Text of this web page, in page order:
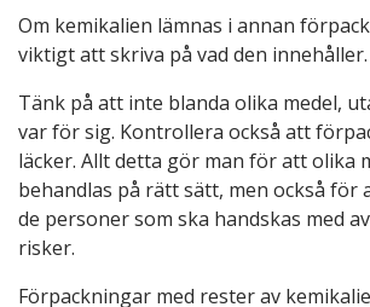
Om kemikalien lämnas i annan
viktigt att skriva på vad den innehåller.
Tänk på att inte blanda olika medel,
var för sig. Kontrollera också att
läcker. Allt detta gör man för att olika
behandlas på rätt sätt, men också för
de personer som ska handskas med
risker.
Förpackningar med rester av